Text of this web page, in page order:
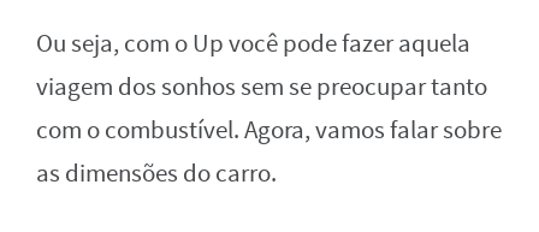
Ou seja, com o Up você pode fazer aquela
viagem dos sonhos sem se preocupar tanto
com o combustível. Agora, vamos falar sobre
as dimensões do carro.